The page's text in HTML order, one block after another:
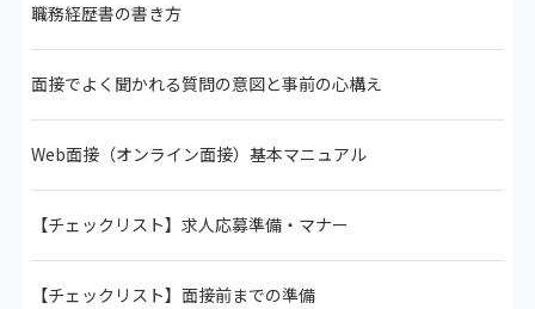
職務経歴書の書き方
面接でよく聞かれる質問の意図と事前の心構え
Web面接（オンライン面接） 基本マニュアル
【チェックリスト】 求人応募準備・マナー
【チェックリスト】 面接前までの準備